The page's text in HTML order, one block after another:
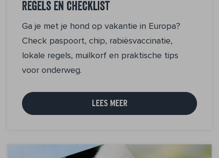
Regels en checklist
Ga je met je hond op vakantie in Europa?
Check paspoort, chip, rabiësvaccinatie,
lokale regels, muilkorf en praktische tips
voor onderweg.
LEES MEER